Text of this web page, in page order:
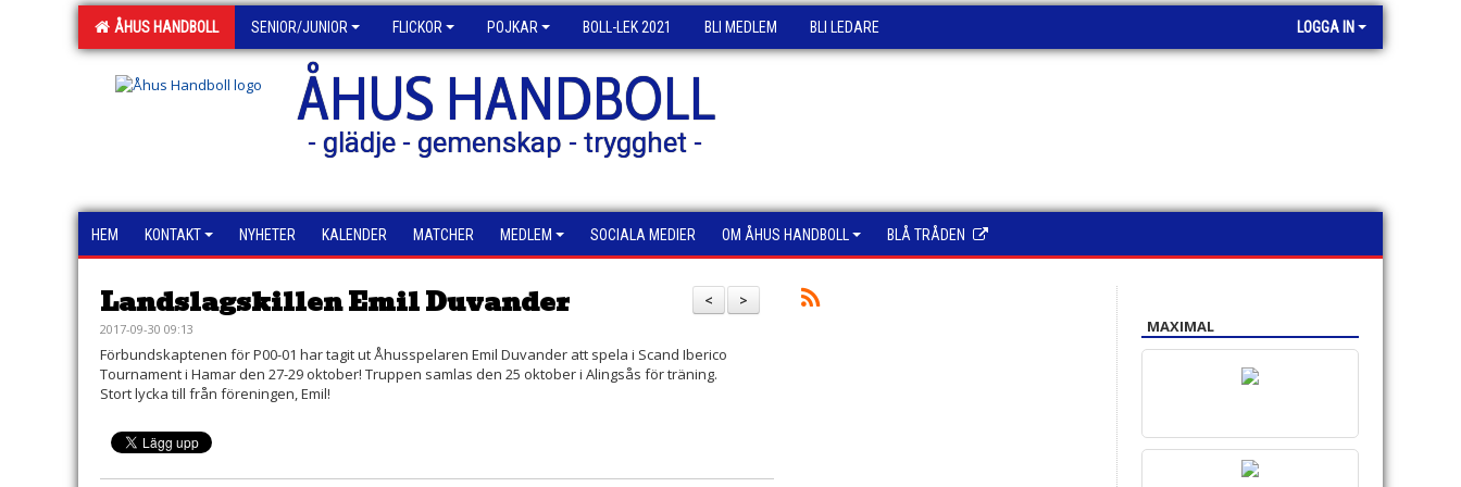
ÅHUS HANDBOLL SENIOR/JUNIOR FLICKOR POJKAR BOLL-LEK 2021 BLI MEDLEM BLI LEDARE LOGGA IN
ÅHUS HANDBOLL
- glädje - gemenskap - trygghet -
HEM KONTAKT NYHETER KALENDER MATCHER MEDLEM SOCIALA MEDIER OM ÅHUS HANDBOLL BLÅ TRÅDEN
>
<
Landslagskillen Emil Duvander
2017-09-30 09:13
Förbundskaptenen för P00-01 har tagit ut Åhusspelaren Emil Duvander att spela i Scand Iberico
Tournament i Hamar den 27-29 oktober! Truppen samlas den 25 oktober i Alingsås för träning.
Stort lycka till från föreningen, Emil!
MAXIMAL